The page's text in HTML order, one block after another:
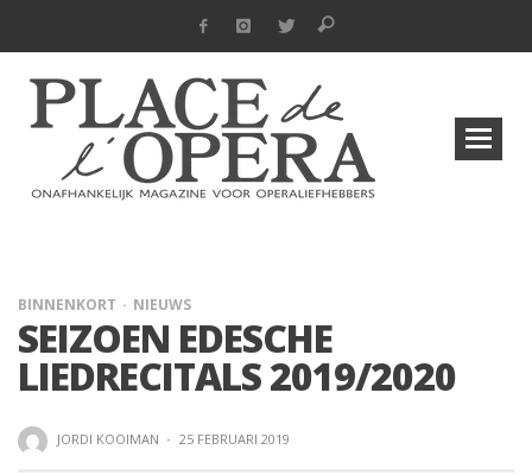
BINNENKORT NIEUWS
SEIZOEN EDESCHE
LIEDRECITALS 2019/2020
JORDI KOOIMAN · 25 FEBRUARI 2019